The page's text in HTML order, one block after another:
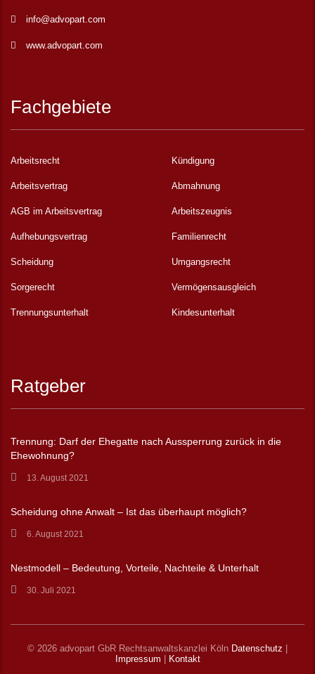
info@advopart.com
www.advopart.com
Fachgebiete
Arbeitsrecht Kündigung
Arbeitsvertrag Abmahnung
AGB im Arbeitsvertrag Arbeitszeugnis
Aufhebungsvertrag Familienrecht
Scheidung Umgangsrecht
Sorgerecht Vermögensausgleich
Trennungsunterhalt Kindesunterhalt
Ratgeber
Trennung: Darf der Ehegatte nach Aussperrung zurück in die
Ehewohnung?
13. August 2021
Scheidung ohne Anwalt – Ist das überhaupt möglich?
6. August 2021
Nestmodell – Bedeutung, Vorteile, Nachteile & Unterhalt
30. Juli 2021
© 2026 advopart GbR Rechtsanwaltskanzlei Köln Datenschutz
Impressum
Kontakt